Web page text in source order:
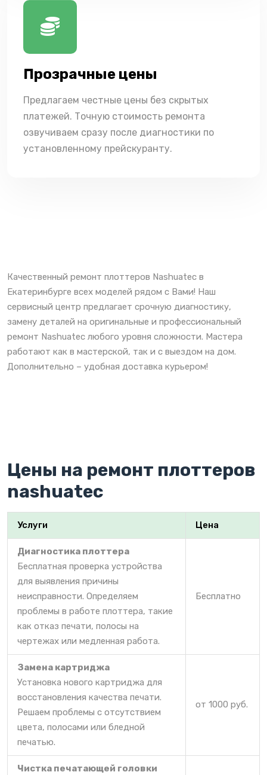
Прозрачные цены
Предлагаем честные цены без скрытых
платежей. Точную стоимость ремонта
озвучиваем сразу после диагностики по
установленному прейскуранту.
Качественный ремонт плоттеров Nashuatec в
Екатеринбурге всех моделей рядом с Вами! Наш
сервисный центр предлагает срочную диагностику,
замену деталей на оригинальные и профессиональный
ремонт Nashuatec любого уровня сложности. Мастера
работают как в мастерской, так и с выездом на дом.
Дополнительно – удобная доставка курьером!
Цены на ремонт плоттеров
nashuatec
Услуги Цена
Диагностика плоттера
Бесплатная проверка устройства
для выявления причины
неисправности. Определяем
проблемы в работе плоттера, такие
как отказ печати, полосы на
чертежах или медленная работа.
Бесплатно
Замена картриджа
Установка нового картриджа для
восстановления качества печати.
Решаем проблемы с отсутствием
цвета, полосами или бледной
печатью.
от 1000 руб.
Чистка печатающей головки